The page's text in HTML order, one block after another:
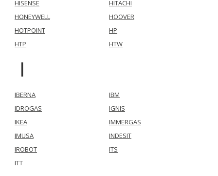
HISENSE
HITACHI
HONEYWELL
HOOVER
HOTPOINT
HP
HTP
HTW
I
IBERNA
IBM
IDROGAS
IGNIS
IKEA
IMMERGAS
IMUSA
INDESIT
IROBOT
ITS
ITT